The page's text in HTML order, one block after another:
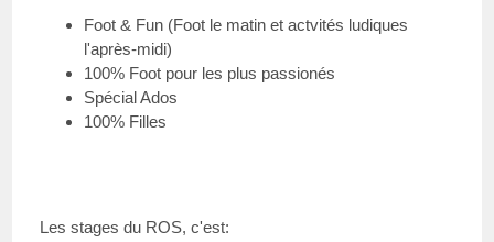
Foot & Fun (Foot le matin et actvités ludiques
l'après-midi)
100% Foot pour les plus passionés
Spécial Ados
100% Filles
Les stages du ROS, c'est: